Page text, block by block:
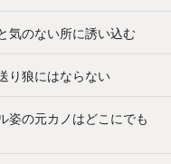
のない所に誘い込む
狼にはならない
の元カノはどこにでも